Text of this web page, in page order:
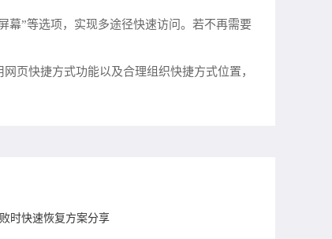
幕”等选项，实现多途径快速访问。若不再需要
页快捷方式功能以及合理组织快捷方式位置，
时快速恢复方案分享